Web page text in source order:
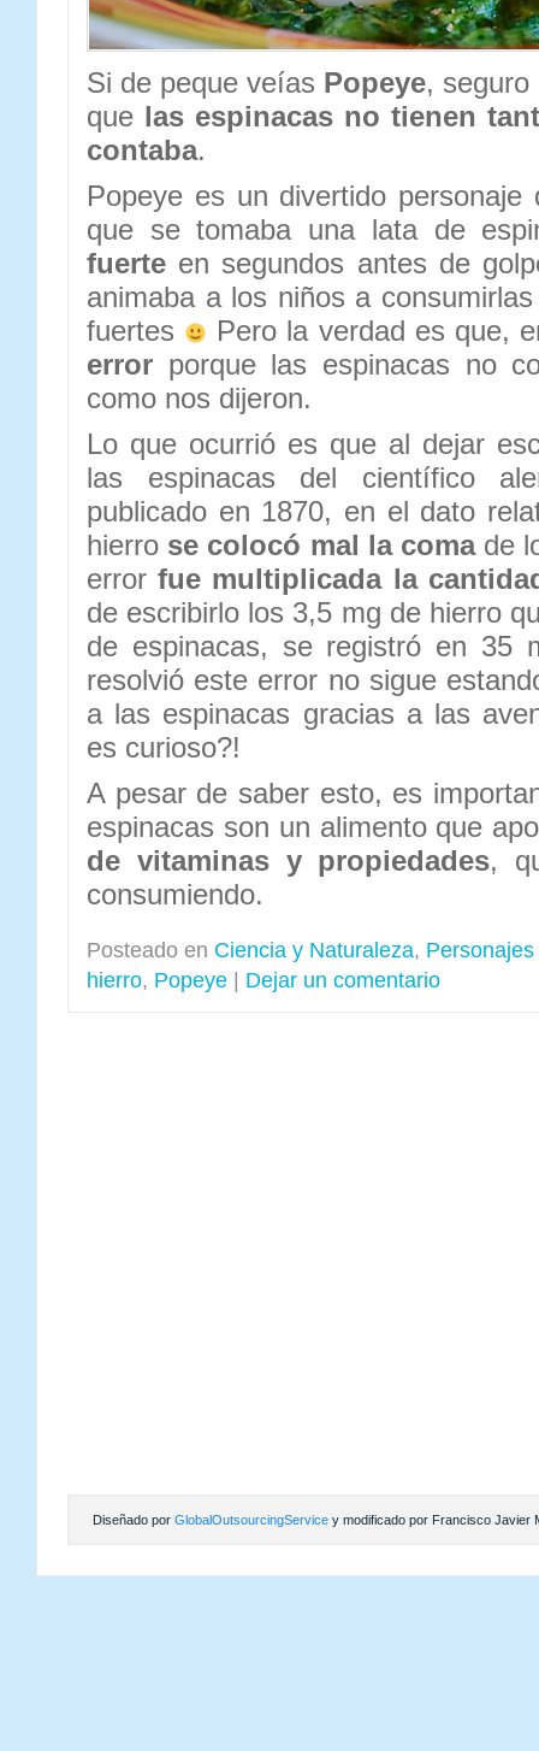
Si de peque veías Popeye,
que las espinacas no tienen
contaba.
Popeye es un divertido personaje
que se tomaba una lata de
fuerte en segundos antes de
animaba a los niños a
fuertes
Pero la verdad es que,
error porque las espinacas no
como nos dijeron.
Lo que ocurrió es que al dejar
las espinacas del científico
publicado en 1870, en el dato
hierro se colocó mal la comade
errorfue multiplicada la
de escribirlo los 3,5 mg de hierro
de espinacas, se registró en 35
resolvió este error no sigue
a las espinacas gracias a las
es curioso?!
A pesar de saber esto, es
espinacas son un alimento que
de vitaminas y propiedades,
consumiendo.
Posteado en Ciencia y Naturaleza, Personajes
hierro, Popeye Dejar un comentario
Diseñado por GlobalOutsourcingService y modificado por Francisco Javier